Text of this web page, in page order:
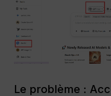
Le problème :